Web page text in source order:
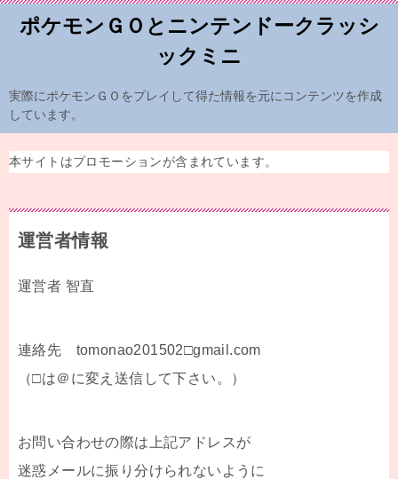
ポケモンＧＯとニンテンドークラッシ
ックミニ
実際にポケモンＧＯをプレイして得た情報を元にコンテンツを作成
しています。
本サイトはプロモーションが含まれています。
運営者情報
運営者 智直
連絡先 tomonao201502□gmail.com
（□は＠に変え送信して下さい。）
お問い合わせの際は上記アドレスが
迷惑メールに振り分けられないように